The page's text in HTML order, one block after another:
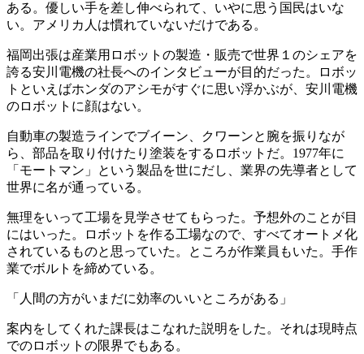
ある。優しい手を差し伸べられて、いやに思う国民はいな
い。アメリカ人は慣れていないだけである。
福岡出張は産業用ロボットの製造・販売で世界１のシェアを
誇る安川電機の社長へのインタビューが目的だった。ロボッ
トといえばホンダのアシモがすぐに思い浮かぶが、安川電機
のロボットに顔はない。
自動車の製造ラインでブイーン、クワーンと腕を振りなが
ら、部品を取り付けたり塗装をするロボットだ。1977年に
「モートマン」という製品を世にだし、業界の先導者として
世界に名が通っている。
無理をいって工場を見学させてもらった。予想外のことが目
にはいった。ロボットを作る工場なので、すべてオートメ化
されているものと思っていた。ところが作業員もいた。手作
業でボルトを締めている。
「人間の方がいまだに効率のいいところがある」
案内をしてくれた課長はこなれた説明をした。それは現時点
でのロボットの限界でもある。